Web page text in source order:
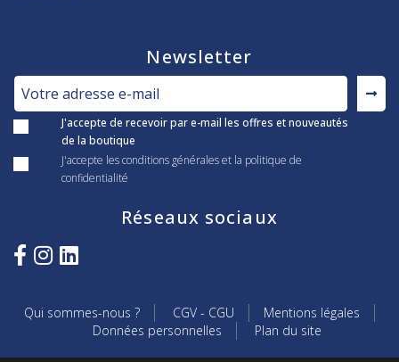
Newsletter
J'accepte de recevoir par e-mail les offres et nouveautés
de la boutique
J'accepte les conditions générales et la politique de
confidentialité
Réseaux sociaux
Qui sommes-nous ? CGV - CGU
Mentions légales
Données personnelles
Plan du site